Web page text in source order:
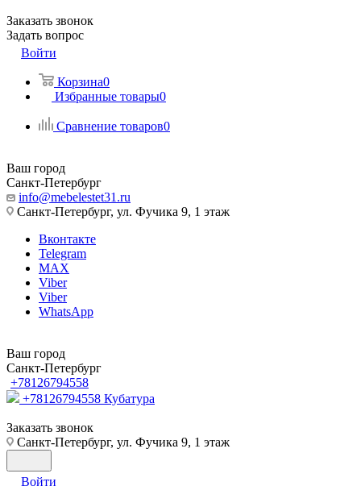
Заказать звонок
Задать вопрос
Войти
Корзина0
Избранные товары0
Сравнение товаров0
Ваш город
Санкт-Петербург
info@mebelestet31.ru
Санкт-Петербург, ул. Фучика 9, 1 этаж
Вконтакте
Telegram
MAX
Viber
Viber
WhatsApp
Ваш город
Санкт-Петербург
+78126794558
+78126794558 Кубатура
Заказать звонок
Санкт-Петербург, ул. Фучика 9, 1 этаж
Войти